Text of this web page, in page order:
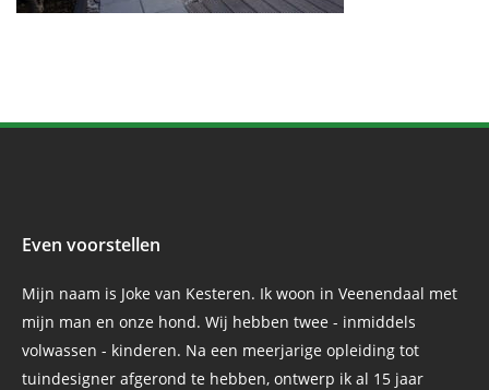
Even voorstellen
Mijn naam is Joke van Kesteren. Ik woon in Veenendaal met
mijn man en onze hond. Wij hebben twee - inmiddels
volwassen - kinderen. Na een meerjarige opleiding tot
tuindesigner afgerond te hebben, ontwerp ik al 15 jaar